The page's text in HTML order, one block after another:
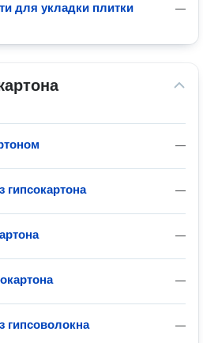
—
для укладки плитки
—
—
гипсокартона
—
—
—
гипсоволокна